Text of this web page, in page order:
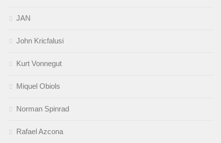
JAN
John Kricfalusi
Kurt Vonnegut
Miquel Obiols
Norman Spinrad
Rafael Azcona